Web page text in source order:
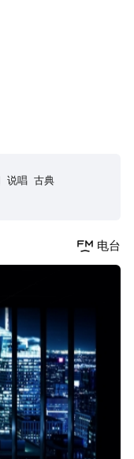
说唱 古典
电台